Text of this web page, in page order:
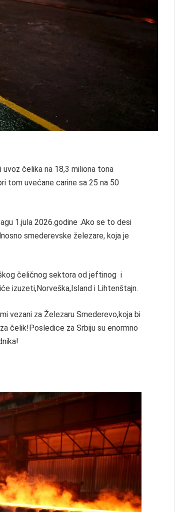
čelika na 18,3 miliona tona
tom uvećane carine sa 25 na 50
1.jula 2026.godine .Ako se to desi
smederevske železare, koja je
čeličnog sektora od jeftinog i
izuzeti,Norveška,Island i Lihtenštajn.
vezani za Železaru Smederevo,koja bi
čelik!Posledice za Srbiju su enormno